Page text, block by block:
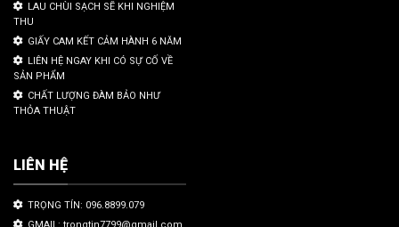
LAU CHÙI SẠCH SẼ KHI NGHIỆM
THU
GIẤY CAM KẾT CẢM HÀNH 6 NĂM
LIÊN HỆ NGAY KHI CÓ SỰ CỐ VỀ
SẢN PHẨM
CHẤT LƯỢNG ĐÀM BẢO NHƯ
THỎA THUẬT
LIÊN HỆ
TRỌNG TÍN: 096.8899.079